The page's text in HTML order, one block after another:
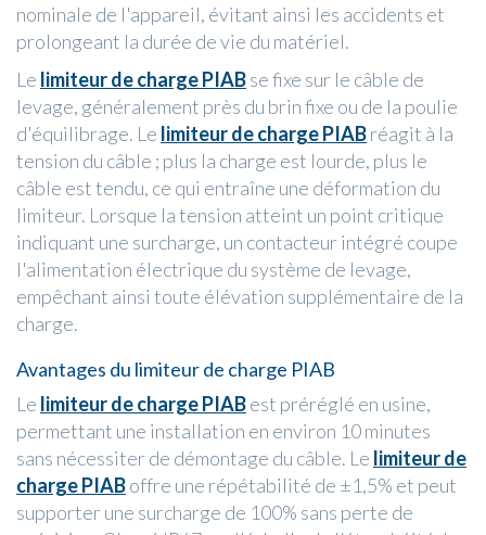
nominale de l'appareil, évitant ainsi les accidents et
prolongeant la durée de vie du matériel.
Le limiteur de charge PIABse fixe sur le câble de
levage, généralement près du brin fixe ou de la poulie
d'équilibrage. Le limiteur de charge PIABréagit à la
tension du câble ; plus la charge est lourde, plus le
câble est tendu, ce qui entraîne une déformation du
limiteur. Lorsque la tension atteint un point critique
indiquant une surcharge, un contacteur intégré coupe
l'alimentation électrique du système de levage,
empêchant ainsi toute élévation supplémentaire de la
charge.
Avantages du limiteur de charge PIAB
Le limiteur de charge PIABest préréglé en usine,
permettant une installation en environ 10 minutes
sans nécessiter de démontage du câble. Le limiteur de
charge PIABoffre une répétabilité de ±1,5% et peut
supporter une surcharge de 100% sans perte de